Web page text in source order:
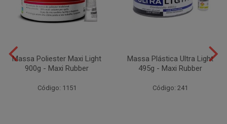
Massa Poliester Maxi Light
900g - Maxi Rubber
Código: 1151
Massa Plástica Ultra Light
495g - Maxi Rubber
Código: 241